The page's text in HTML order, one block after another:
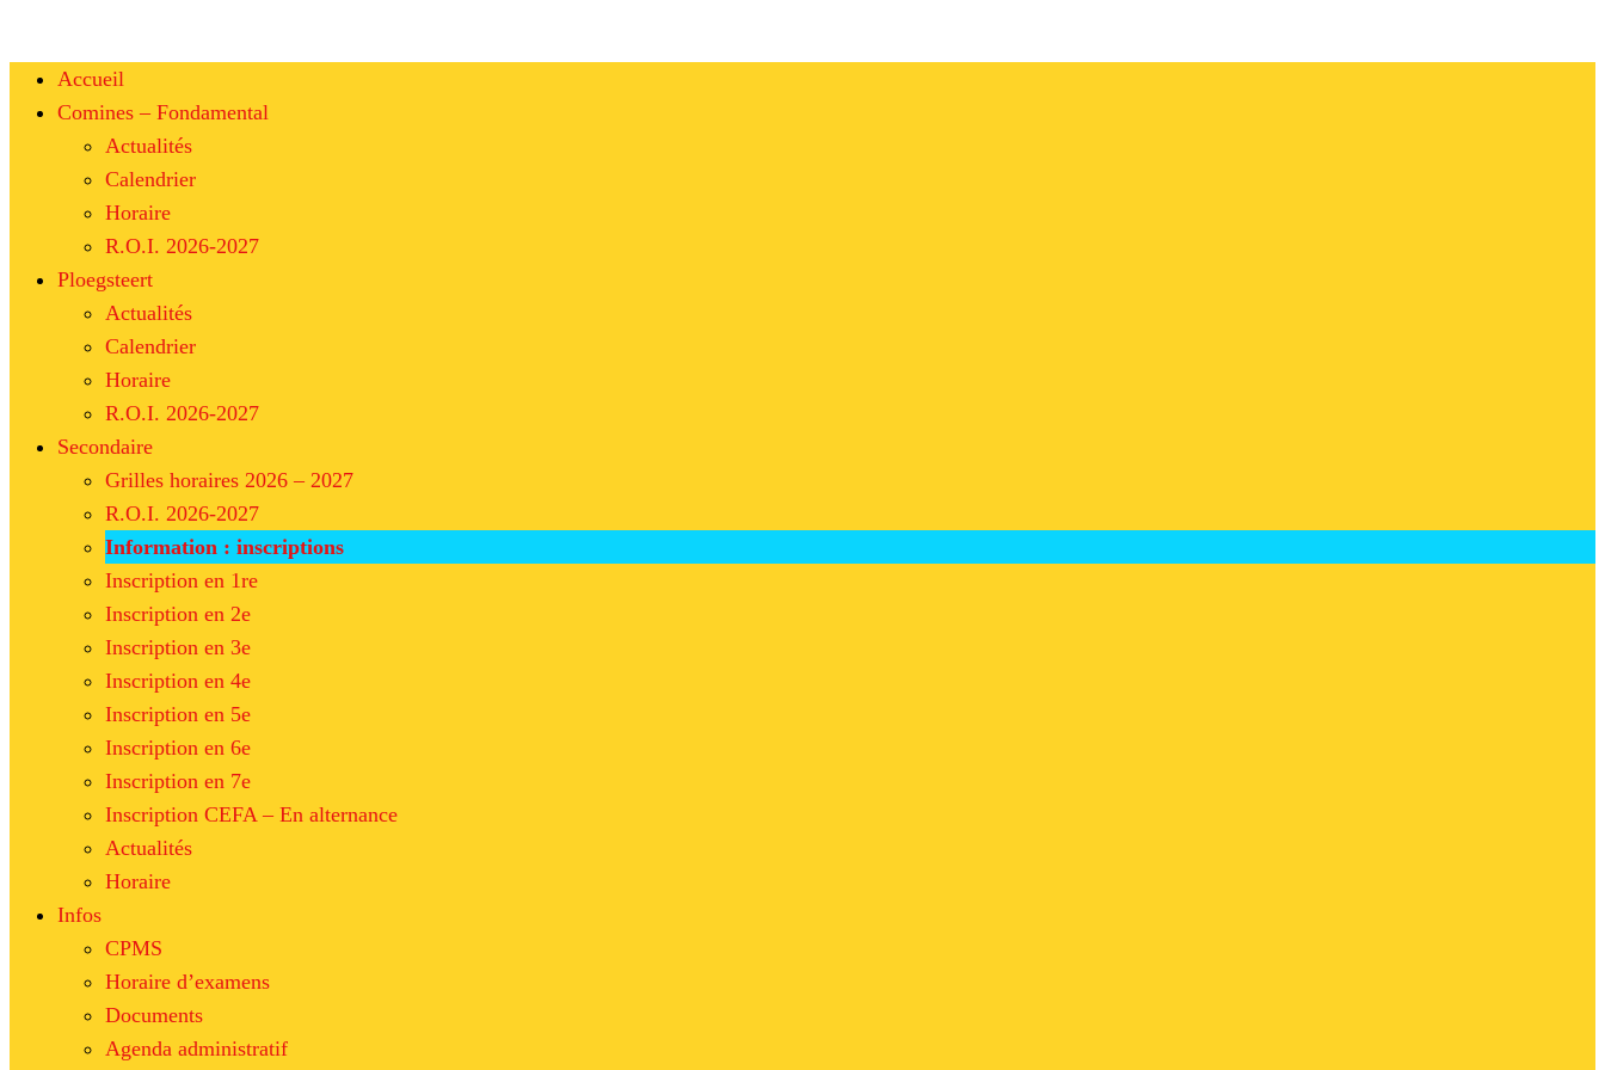
Accueil
Comines – Fondamental
Actualités
Calendrier
Horaire
R.O.I. 2026-2027
Ploegsteert
Actualités
Calendrier
Horaire
R.O.I. 2026-2027
Secondaire
Grilles horaires 2026 – 2027
R.O.I. 2026-2027
Information : inscriptions
Inscription en 1re
Inscription en 2e
Inscription en 3e
Inscription en 4e
Inscription en 5e
Inscription en 6e
Inscription en 7e
Inscription CEFA – En alternance
Actualités
Horaire
Infos
CPMS
Horaire d’examens
Documents
Agenda administratif